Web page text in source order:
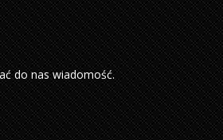
do nas wiadomość.